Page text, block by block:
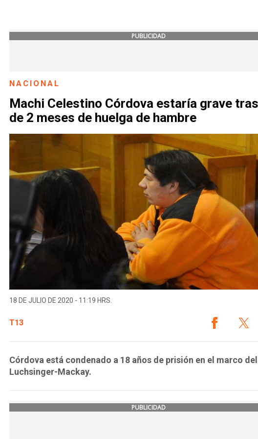
PUBLICIDAD
NACIONAL
Machi Celestino Córdova estaría grave
de 2 meses de huelga de hambre
18 DE JULIO DE 2020 - 11:19 HRS.
T13
Córdova está condenado a 18 años de prisión en el marco
Luchsinger-Mackay.
PUBLICIDAD